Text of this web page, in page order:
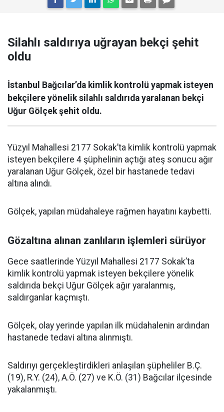
Silahlı saldırıya uğrayan bekçi şehit
oldu
İstanbul Bağcılar’da kimlik kontrolü yapmak isteyen
bekçilere yönelik silahlı saldırıda yaralanan bekçi
Uğur Gölçek şehit oldu.
Yüzyıl Mahallesi 2177 Sokak’ta kimlik kontrolü yapmak
isteyen bekçilere 4 şüphelinin açtığı ateş sonucu ağır
yaralanan Uğur Gölçek, özel bir hastanede tedavi
altına alındı.
Gölçek, yapılan müdahaleye rağmen hayatını kaybetti.
Gözaltına alınan zanlıların işlemleri sürüyor
Gece saatlerinde Yüzyıl Mahallesi 2177 Sokak’ta
kimlik kontrolü yapmak isteyen bekçilere yönelik
saldırıda bekçi Uğur Gölçek ağır yaralanmış,
saldırganlar kaçmıştı.
Gölçek, olay yerinde yapılan ilk müdahalenin ardından
hastanede tedavi altına alınmıştı.
Saldırıyı gerçekleştirdikleri anlaşılan şüpheliler B.Ç.
(19), R.Y. (24), A.Ö. (27) ve K.Ö. (31) Bağcılar ilçesinde
yakalanmıştı.